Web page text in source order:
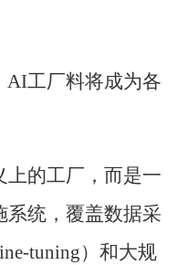
AI工厂料将成为各
的工厂，而是一
统，覆盖数据采
tuning）和大规